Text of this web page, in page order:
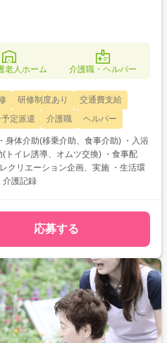
老人ホーム 介護職・ヘルパー
研修制度あり
交通費支給
定派遣 介護職 ヘルパー
トイレ誘導、オムツ交換) ・食事配
クリエーション企画、実施 ・生活環
介護記録
応募する